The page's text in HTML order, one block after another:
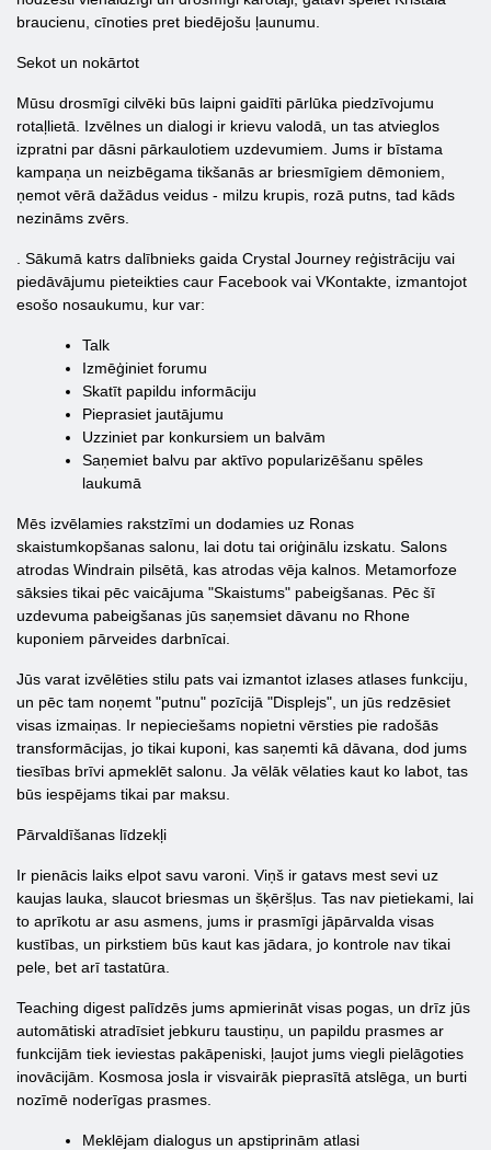
braucienu, cīnoties pret biedējošu ļaunumu.
Sekot un nokārtot
Mūsu drosmīgi cilvēki būs laipni gaidīti pārlūka piedzīvojumu
rotaļlietā. Izvēlnes un dialogi ir krievu valodā, un tas atvieglos
izpratni par dāsni pārkaulotiem uzdevumiem. Jums ir bīstama
kampaņa un neizbēgama tikšanās ar briesmīgiem dēmoniem,
ņemot vērā dažādus veidus - milzu krupis, rozā putns, tad kāds
nezināms zvērs.
. Sākumā katrs dalībnieks gaida Crystal Journey reģistrāciju vai
piedāvājumu pieteikties caur Facebook vai VKontakte, izmantojot
esošo nosaukumu, kur var:
Talk
Izmēģiniet forumu
Skatīt papildu informāciju
Pieprasiet jautājumu
Uzziniet par konkursiem un balvām
Saņemiet balvu par aktīvo popularizēšanu spēles
laukumā
Mēs izvēlamies rakstzīmi un dodamies uz Ronas
skaistumkopšanas salonu, lai dotu tai oriģinālu izskatu. Salons
atrodas Windrain pilsētā, kas atrodas vēja kalnos. Metamorfoze
sāksies tikai pēc vaicājuma "Skaistums" pabeigšanas. Pēc šī
uzdevuma pabeigšanas jūs saņemsiet dāvanu no Rhone
kuponiem pārveides darbnīcai.
Jūs varat izvēlēties stilu pats vai izmantot izlases atlases funkciju,
un pēc tam noņemt "putnu" pozīcijā "Displejs", un jūs redzēsiet
visas izmaiņas. Ir nepieciešams nopietni vērsties pie radošās
transformācijas, jo tikai kuponi, kas saņemti kā dāvana, dod jums
tiesības brīvi apmeklēt salonu. Ja vēlāk vēlaties kaut ko labot, tas
būs iespējams tikai par maksu.
Pārvaldīšanas līdzekļi
Ir pienācis laiks elpot savu varoni. Viņš ir gatavs mest sevi uz
kaujas lauka, slaucot briesmas un šķēršļus. Tas nav pietiekami, lai
to aprīkotu ar asu asmens, jums ir prasmīgi jāpārvalda visas
kustības, un pirkstiem būs kaut kas jādara, jo kontrole nav tikai
pele, bet arī tastatūra.
Teaching digest palīdzēs jums apmierināt visas pogas, un drīz jūs
automātiski atradīsiet jebkuru taustiņu, un papildu prasmes ar
funkcijām tiek ieviestas pakāpeniski, ļaujot jums viegli pielāgoties
inovācijām. Kosmosa josla ir visvairāk pieprasītā atslēga, un burti
nozīmē noderīgas prasmes.
Meklējam dialogus un apstiprinām atlasi